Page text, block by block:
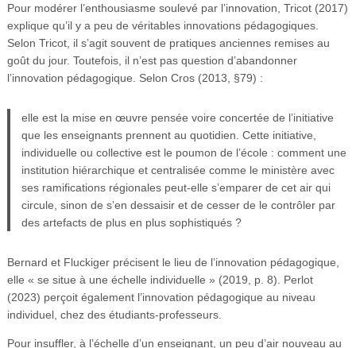
Pour modérer l’enthousiasme soulevé par l’innovation, Tricot (2017)
explique qu’il y a peu de véritables innovations pédagogiques.
Selon Tricot, il s’agit souvent de pratiques anciennes remises au
goût du jour. Toutefois, il n’est pas question d’abandonner
l’innovation pédagogique. Selon Cros (2013, §79) :
elle est la mise en œuvre pensée voire concertée de l’initiative
que les enseignants prennent au quotidien. Cette initiative,
individuelle ou collective est le poumon de l’école : comment une
institution hiérarchique et centralisée comme le ministère avec
ses ramifications régionales peut-elle s’emparer de cet air qui
circule, sinon de s’en dessaisir et de cesser de le contrôler par
des artefacts de plus en plus sophistiqués ?
Bernard et Fluckiger précisent le lieu de l’innovation pédagogique,
elle « se situe à une échelle individuelle » (2019, p. 8). Perlot
(2023) perçoit également l’innovation pédagogique au niveau
individuel, chez des étudiants-professeurs.
Pour insuffler, à l’échelle d’un enseignant, un peu d’air nouveau au